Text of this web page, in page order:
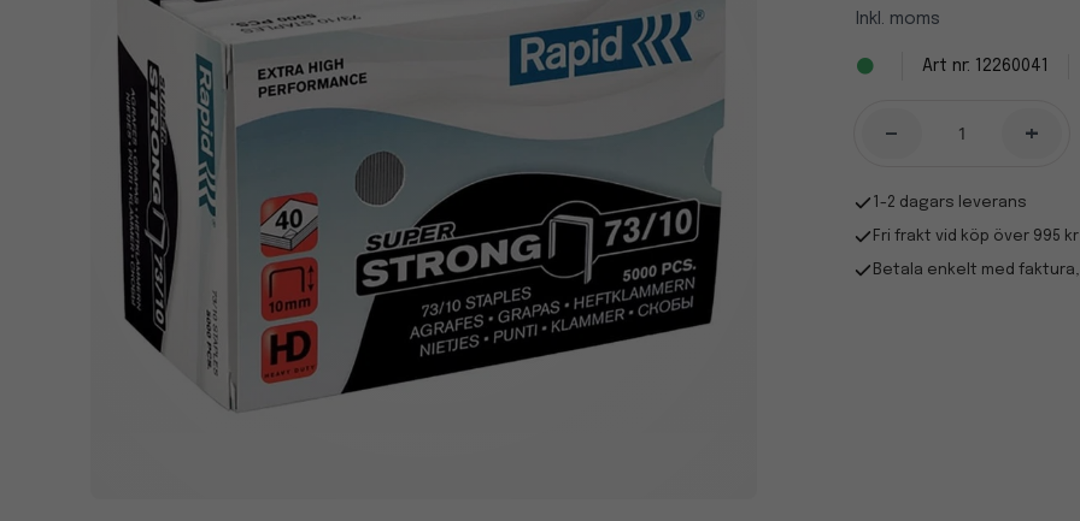
Inkl. moms
12260041
- +
1-2 dagars leverans
Fri frakt vid köp över 995 kr
Betala enkelt med